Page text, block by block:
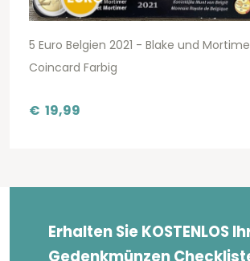
5 Euro Belgien 2021 - Blake und
Coincard Farbig
€ 19,99
Erhalten Sie KOSTENLOS
Gedenkmünzen